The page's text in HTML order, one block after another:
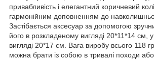
привабливість і елегантний коричневий
гармонійним доповненням до
Застібається аксесуар за допомогою
його в розкладеному вигляді 20*11*14 см,
вигляді 20*17 см. Вага виробу всього 118
можна брати із собою в тривалі походи або